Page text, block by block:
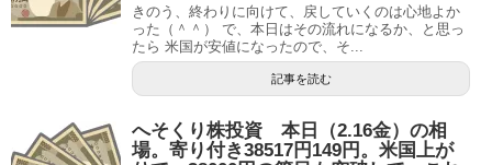
きのう、終わりに向けて、戻していくのは心地よか
った（＾＾） で、本日はその流れになるか、と思っ
たら 米国が安値になったので、そ...
記事を読む
へそくり株投資 本日（2.16金）の相
場。寄り付き38517円149円。米国上が